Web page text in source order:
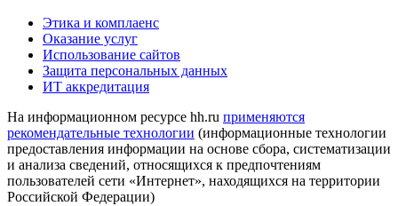
Этика и комплаенс
Оказание услуг
Использование сайтов
Защита персональных данных
ИТ аккредитация
На информационном ресурсе hh.ru применяются
рекомендательные технологии (информационные технологии
предоставления информации на основе сбора, систематизации
и анализа сведений, относящихся к предпочтениям
пользователей сети «Интернет», находящихся на территории
Российской Федерации)